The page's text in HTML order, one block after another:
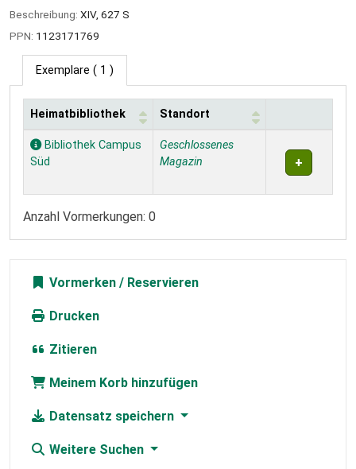
Beschreibung: XIV, 627 S
PPN: 1123171769
Exemplare ( 1 )
Exemplare
Heimatbibliothek Standort
Bibliothek Campus
Süd
Geschlossenes
Magazin
Anzahl Vormerkungen: 0
Vormerken
Drucken
Zitieren
Meinem Korb hinzufügen
Datensatz speichern
Weitere Suchen